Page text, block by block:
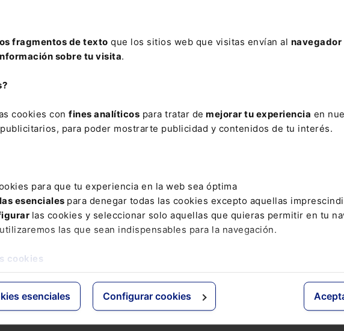
fragmentos de texto que los sitios web que visitas envían al navegador
sobre tu visita.
cookies con fines analíticos para tratar de mejorar tu experiencia en
para poder mostrarte publicidad y contenidos de tu interés.
para que tu experiencia en la web sea óptima
esenciales para denegar todas las cookies excepto aquellas
las cookies y seleccionar solo aquellas que quieras permitir en tu
las que sean indispensables para la navegación.
cookies
esenciales Configurar cookies
no te has suscrito, no pierdas está oportunidad y
tu acceso con un
Jurídicos
de Derecho
Expertos
Comentados
Grupo Lefebvre
ELS
El Derecho
Espacio Asesoría